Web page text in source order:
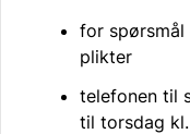
for
plikter
telefonen til
til torsdag kl.